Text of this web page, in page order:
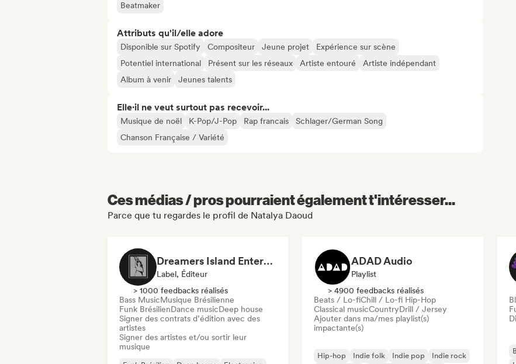
Beatmaker
Attributs qu'il/elle adore
Disponible sur Spotify Compositeur Jeune projet
Expérience sur scène
Potentiel international
Présent sur les réseaux Artiste entouré
Artiste indépendant
Album à venir
Jeunes talents
Elle·il ne veut surtout pas recevoir...
Musique de noël K-Pop/J-Pop Rap francais
Schlager/German Song
Chanson Française / Variété
Ces médias / pros pourraient également t'intéresser...
Parce que tu regardes le profil de Natalya Daoud
Dreamers Island Entertainment
Label, Éditeur
> 1000 feedbacks réalisés
Bass MusicMusique Brésilienne
Funk BrésilienDance musicDeep house
Signer des contrats d’édition avec des
artistes
Signer des artistes et/ou sortir leur
musique
ADAD Audio
Playlist
> 4900 feedbacks réalisés
Beats / Lo-fiChill / Lo-fi Hip-Hop
Classical musicCountryDrill / Jersey
Ajouter dans ma/mes playlist(s)
impactante(s)
Hip-hop Indie folk Indie pop
Indie rock